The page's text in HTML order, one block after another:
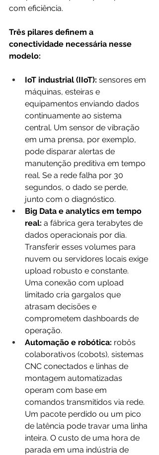
com eficiência.
Três pilares definem a
conectividade necessária nesse
modelo:
IoT industrial (IIoT): sensores em
máquinas, esteiras e
equipamentos enviando dados
continuamente ao sistema
central. Um sensor de vibração
em uma prensa, por exemplo,
pode disparar alertas de
manutenção preditiva em tempo
real. Se a rede falha por 30
segundos, o dado se perde,
junto com o diagnóstico.
Big Data e analytics em tempo
real: a fábrica gera terabytes de
dados operacionais por dia.
Transferir esses volumes para
nuvem ou servidores locais exige
upload robusto e constante.
Uma conexão com upload
limitado cria gargalos que
atrasam decisões e
comprometem dashboards de
operação.
Automação e robótica: robôs
colaborativos (cobots), sistemas
CNC conectados e linhas de
montagem automatizadas
operam com base em
comandos transmitidos via rede.
Um pacote perdido ou um pico
de latência pode travar uma linha
inteira. O custo de uma hora de
parada em uma indústria de